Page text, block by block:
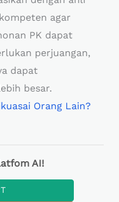
agar
PK dapat
perjuangan,
dapat
besar.
Orang Lain?
AI!